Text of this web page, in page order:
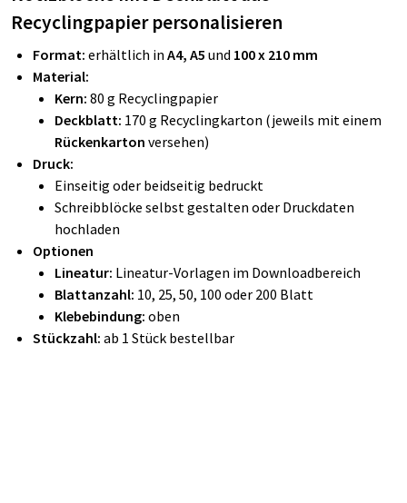
Recyclingpapier personalisieren
Format: erhältlich in A4, A5 und 100 x 210 mm
Material:
Kern: 80 g Recyclingpapier
Deckblatt: 170 g Recyclingkarton (jeweils mit einem
Rückenkarton versehen)
Druck:
Einseitig oder beidseitig bedruckt
Schreibblöcke selbst gestalten oder Druckdaten
hochladen
Optionen
Lineatur: Lineatur-Vorlagen im Downloadbereich
Blattanzahl: 10, 25, 50, 100 oder 200 Blatt
Klebebindung: oben
Stückzahl: ab 1 Stück bestellbar